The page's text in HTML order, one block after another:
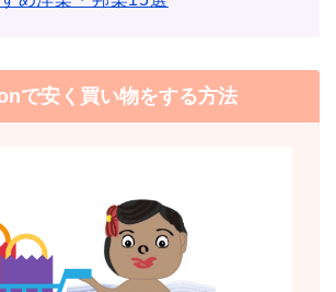
で安く買い物をする方法